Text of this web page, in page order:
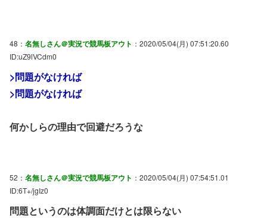
48： 名無しさん＠実況で競馬板アウト ：2020/05/04(月) 07:51:20.60
ID:uZ9lVCdm0
>問題がなければ
>問題がなければ
何かしらの理由で回避だろうな
52： 名無しさん＠実況で競馬板アウト ：2020/05/04(月) 07:54:51.01
ID:6T+/jgIz0
問題というのは体調面だけとは限らない